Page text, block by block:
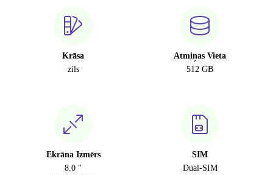
Krāsa
zils
Atmiņas Vieta
512 GB
Ekrāna Izmērs
8.0 "
SIM
Dual-SIM